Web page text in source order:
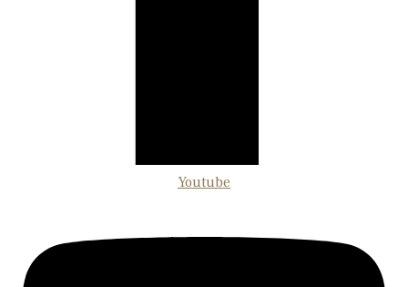
Youtube